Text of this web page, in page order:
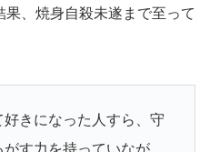
、焼身自殺未遂まで至って
好きになった人すら、守